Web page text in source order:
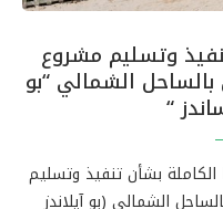
وتسليم مشروع
الشمالي “بو
“
بشأن تنفيذ وتسليم
الشمالي (بو آيلاندز